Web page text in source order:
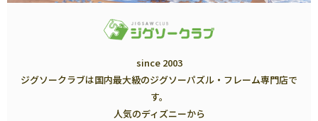
since 2003
ジグソークラブは国内最大級のジグソーパズル・フレーム専門店で
す。
人気のディズニーから